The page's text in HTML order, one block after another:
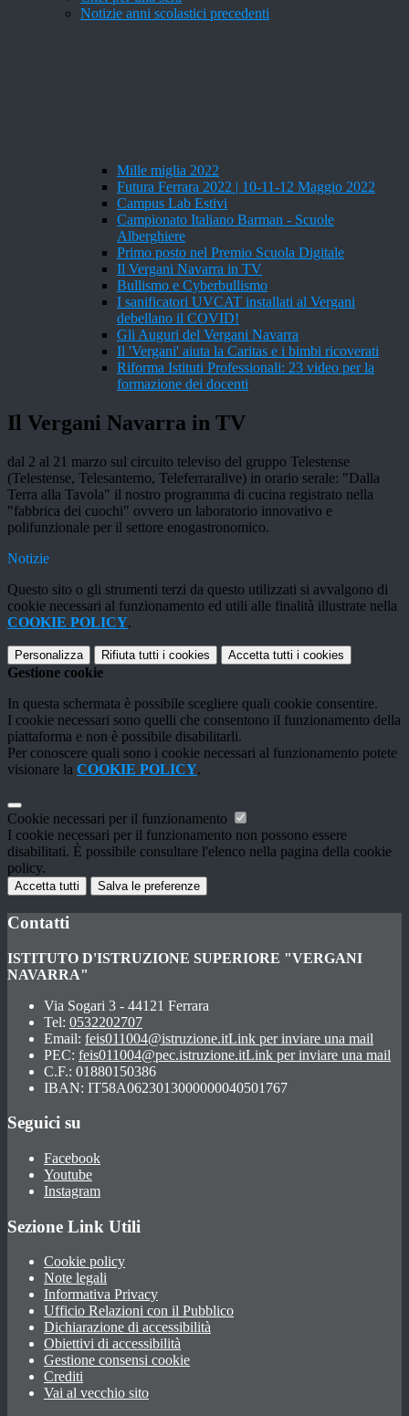
Notizie anni scolastici precedenti
Mille miglia 2022
Futura Ferrara 2022 | 10-11-12 Maggio 2022
Campus Lab Estivi
Campionato Italiano Barman - Scuole
Alberghiere
Primo posto nel Premio Scuola Digitale
Il Vergani Navarra in TV
Bullismo e Cyberbullismo
I sanificatori UVCAT installati al Vergani
debellano il COVID!
Gli Auguri del Vergani Navarra
Il 'Vergani' aiuta la Caritas e i bimbi ricoverati
Riforma Istituti Professionali: 23 video per la
formazione dei docenti
Il Vergani Navarra in TV
dal 2 al 21 marzo sul circuito televiso del gruppo Telestense
(Telestense, Telesanterno, Teleferraralive) in orario serale: "Dalla
Terra alla Tavola" il nostro programma di cucina registrato nella
"fabbrica dei cuochi" ovvero un laboratorio innovativo e
polifunzionale per il settore enogastronomico.
Notizie
Questo sito o gli strumenti terzi da questo utilizzati si avvalgono di
cookie necessari al funzionamento ed utili alle finalità illustrate nella
COOKIE POLICY.
Personalizza Rifiuta tutti i cookies Accetta tutti i cookies
Gestione cookie
In questa schermata è possibile scegliere quali cookie consentire.
I cookie necessari sono quelli che consentono il funzionamento della
piattaforma e non è possibile disabilitarli.
Per conoscere quali sono i cookie necessari al funzionamento potete
visionare la COOKIE POLICY.
Cookie necessari per il funzionamento
I cookie necessari per il funzionamento non possono essere
disabilitati. È possibile consultare l'elenco nella pagina della cookie
policy.
Accetta tutti Salva le preferenze
Contatti
ISTITUTO D'ISTRUZIONE SUPERIORE "VERGANI
NAVARRA"
Via Sogari 3 - 44121 Ferrara
Tel: 0532202707
Email: feis011004@istruzione.itLink per inviare una mail
PEC: feis011004@pec.istruzione.itLink per inviare una mail
C.F.: 01880150386
IBAN: IT58A0623013000000040501767
Seguici su
Facebook
Youtube
Instagram
Sezione Link Utili
Cookie policy
Note legali
Informativa Privacy
Ufficio Relazioni con il Pubblico
Dichiarazione di accessibilità
Obiettivi di accessibilità
Gestione consensi cookie
Crediti
Vai al vecchio sito